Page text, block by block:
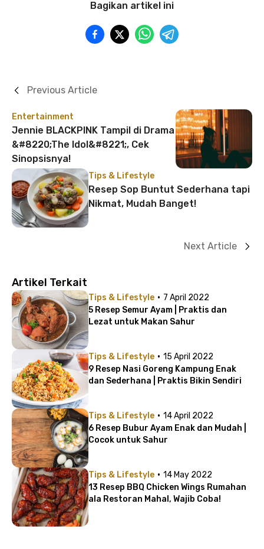
Bagikan artikel ini
Entertainment
Jennie BLACKPINK Tampil di Drama
&#8220;The Idol&#8221;, Cek
Sinopsisnya!
Previous Article
Tips & Lifestyle
Resep Sop Buntut Sederhana tapi
Nikmat, Mudah Banget!
Next Article
Artikel Terkait
Tips & Lifestyle · 7 April 2022
5 Resep Semur Ayam | Praktis dan
Lezat untuk Makan Sahur
Tips & Lifestyle · 15 April 2022
9 Resep Nasi Goreng Kampung Enak
dan Sederhana | Praktis Bikin Sendiri
Tips & Lifestyle · 14 April 2022
6 Resep Bubur Ayam Enak dan Mudah |
Cocok untuk Sahur
Tips & Lifestyle · 14 May 2022
13 Resep BBQ Chicken Wings Rumahan
ala Restoran Mahal, Wajib Coba!